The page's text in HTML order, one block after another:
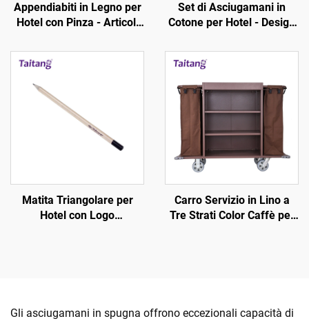
Appendiabiti in Legno per
Hotel con Pinza - Articoli
d'Hotel Personalizzabili
Set di Asciugamani in
Cotone per Hotel - Design
Marrone Bianco
Matita Triangolare per
Hotel con Logo
Carro Servizio in Lino a
Tre Strati Color Caffè per
Gli asciugamani in spugna offrono eccezionali capacità di